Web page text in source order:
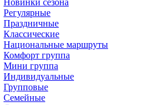
Новинки сезона
Регулярные
Праздничные
Классические
Национальные маршруты
Комфорт группа
Мини группа
Индивидуальные
Групповые
Семейные